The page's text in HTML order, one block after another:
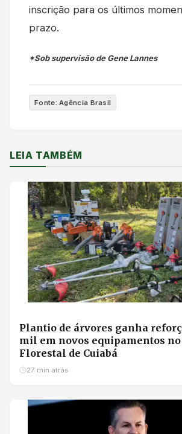
inscrição para os últimos
prazo.
*Sob supervisão de Gene Lannes
Fonte: Agência Brasil
LEIA TAMBÉM
Plantio de árvores ganha
mil em novos equipamentos
Florestal de Cuiabá
27 min atrás